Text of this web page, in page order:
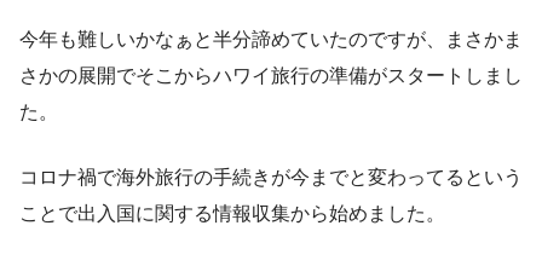
今年も難しいかなぁと半分諦めていたのですが、まさかま
さかの展開でそこからハワイ旅行の準備がスタートしまし
た。
コロナ禍で海外旅行の手続きが今までと変わってるという
ことで出入国に関する情報収集から始めました。